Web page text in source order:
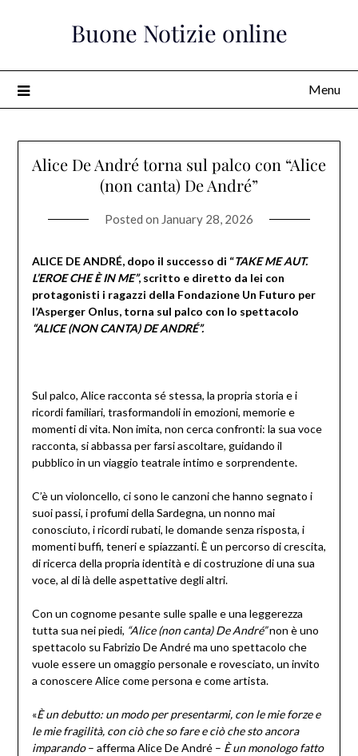
Buone Notizie online
Menu
Alice De André torna sul palco con “Alice
(non canta) De André”
Posted on January 28, 2026
ALICE DE ANDRÉ, dopo il successo di “TAKE ME AUT.
L’EROE CHE È IN ME”, scritto e diretto da lei con
protagonisti i ragazzi della Fondazione Un Futuro per
l’Asperger Onlus, torna sul palco con lo spettacolo
“ALICE (NON CANTA) DE ANDRÉ”.
Sul palco, Alice racconta sé stessa, la propria storia e i
ricordi familiari, trasformandoli in emozioni, memorie e
momenti di vita. Non imita, non cerca confronti: la sua voce
racconta, si abbassa per farsi ascoltare, guidando il
pubblico in un viaggio teatrale intimo e sorprendente.
C’è un violoncello, ci sono le canzoni che hanno segnato i
suoi passi, i profumi della Sardegna, un nonno mai
conosciuto, i ricordi rubati, le domande senza risposta, i
momenti buffi, teneri e spiazzanti. È un percorso di crescita,
di ricerca della propria identità e di costruzione di una sua
voce, al di là delle aspettative degli altri.
Con un cognome pesante sulle spalle e una leggerezza
tutta sua nei piedi, “Alice (non canta) De André”non è uno
spettacolo su Fabrizio De André ma uno spettacolo che
vuole essere un omaggio personale e rovesciato, un invito
a conoscere Alice come persona e come artista.
«È un debutto: un modo per presentarmi, con le mie forze e
le mie fragilità, con ciò che so fare e ciò che sto ancora
imparando– afferma Alice De André – È un monologo fatto